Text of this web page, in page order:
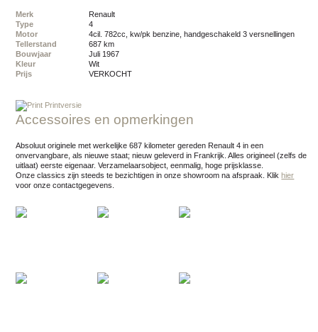
Merk
renault
Type
4
Motor
4cil. 782cc, kw/pk benzine, handgeschakeld 3 versnellingen
Tellerstand
687 km
Bouwjaar
juli 1967
Kleur
wit
Prijs
VERKOCHT
Printversie
Accessoires en opmerkingen
Absoluut originele met werkelijke 687 kilometer gereden Renault 4 in een
onvervangbare, als nieuwe staat; nieuw geleverd in Frankrijk. Alles origineel (zelfs de
uitlaat) eerste eigenaar. Verzamelaarsobject, eenmalig, hoge prijsklasse.
Onze classics zijn steeds te bezichtigen in onze showroom na afspraak.
Klik hier
voor onze contactgegevens.